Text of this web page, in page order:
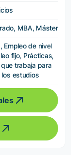
MBA, Máster
Empleo de nivel
fijo, Prácticas,
trabaja para
los estudios